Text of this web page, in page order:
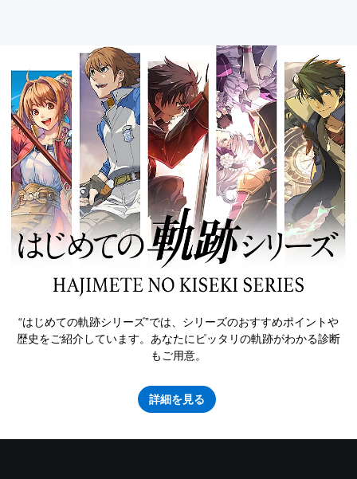
“はじめての軌跡シリーズ”では、シリーズのおすすめポイントや
歴史をご紹介しています。あなたにピッタリの軌跡がわかる診断
もご用意。
詳細を見る